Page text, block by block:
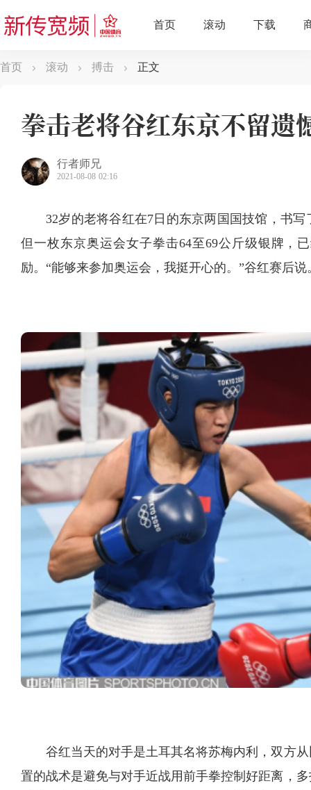
首页 滚动 搏击 正文
拳击老将谷红东京不留遗
行者师兄
2021-08-08 02:16
32岁的老将谷红在7日的东京两国国技馆，书
但一枚东京奥运会女子拳击64至69公斤级银牌，
励。“能够来参加奥运会，我挺开心的。”谷红赛后说
谷红当天的对手是土耳其名将苏梅内利，双方
置的战术是避免与对手近战用前手拳控制好距离，